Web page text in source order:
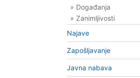
» Događanja
» Zanimljivosti
Najave
Zapošljavanje
Javna nabava